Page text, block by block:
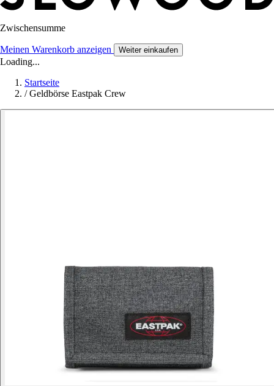
Zwischensumme
Meinen Warenkorb anzeigen Weiter einkaufen
Loading...
Startseite
/ Geldbörse Eastpak Crew